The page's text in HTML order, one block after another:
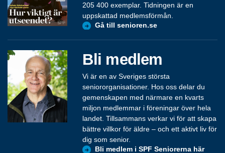
205 400 exemplar. Tidningen är en
uppskattad medlemsförmån.
Gå till senioren.se
Bli medlem
Vi är en av Sveriges största
seniororganisationer. Hos oss delar du
gemenskapen med närmare en kvarts
miljon medlemmar i föreningar över hela
landet. Tillsammans verkar vi för att skapa
bättre villkor för äldre – och ett aktivt liv för
dig som senior.
Bli medlem i SPF Seniorerna här